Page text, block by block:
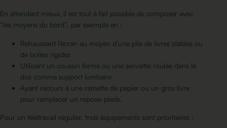
En attendant mieux, il est tout à fait possible de composer avec
“les moyens du bord”, par exemple en :
Rehaussant l’écran au moyen d’une pile de livres stables ou
de boîtes rigides
Utilisant un coussin ferme ou une serviette roulée dans le
dos comme support lombaire
Ayant recours à une ramette de papier ou un gros livre
pour remplacer un repose-pieds.
Pour un télétravail régulier, trois équipements sont prioritaires :